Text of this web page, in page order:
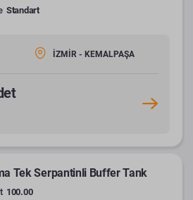
Standart
İZMİR - KEMALPAŞA
Tek Serpantinli Buffer Tank
100.00